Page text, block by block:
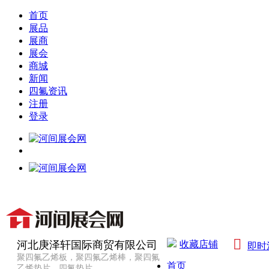
首页
展品
展商
展会
商城
新闻
四氟资讯
注册
登录
河北庚泽轩国际商贸有限公司
聚四氟乙烯板，聚四氟乙烯棒，聚四氟
收藏店铺 
即
首页